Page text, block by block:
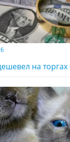
на торгах